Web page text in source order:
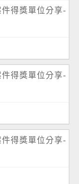
得獎單位分享-
得獎單位分享-
得獎單位分享-